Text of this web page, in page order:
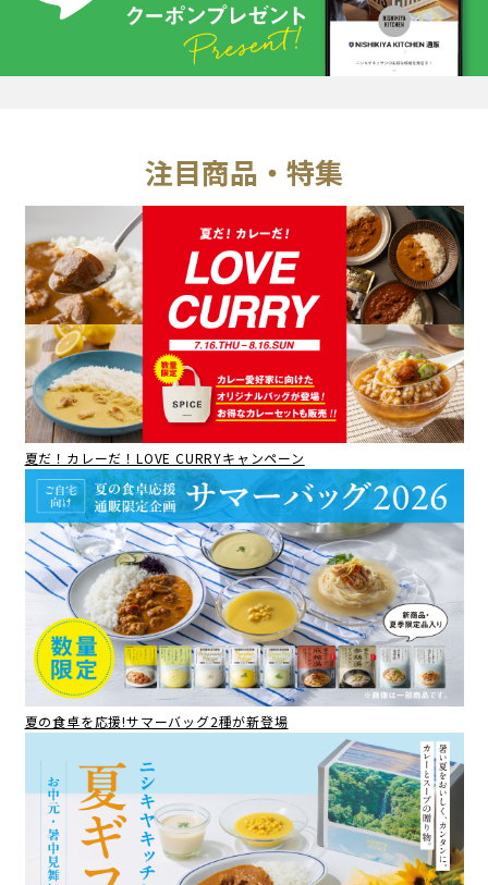
注目商品・特集
夏だ！カレーだ！LOVE CURRYキャンペーン
夏の食卓を応援!サマーバッグ2種が新登場